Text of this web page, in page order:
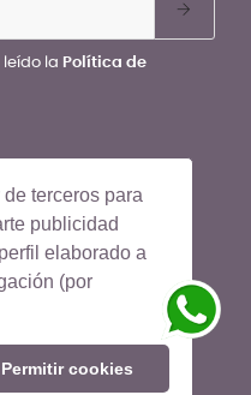
terceros para
publicidad
elaborado a
(por
Permitir cookies
la Política de
derechos reservados